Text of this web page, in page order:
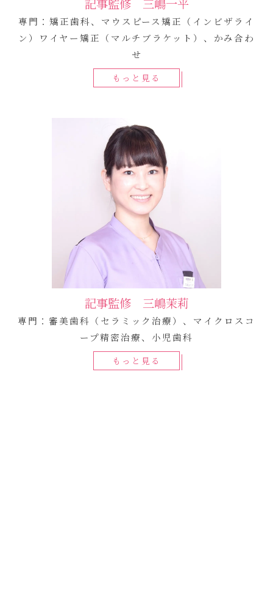
記事監修 三嶋一平
専門：矯正歯科、マウスピース矯正（インビザライ
ン）ワイヤー矯正（マルチブラケット）、かみ合わ
せ
もっと見る
記事監修 三嶋茉莉
専門：審美歯科（セラミック治療）、マイクロスコ
ープ精密治療、小児歯科
もっと見る